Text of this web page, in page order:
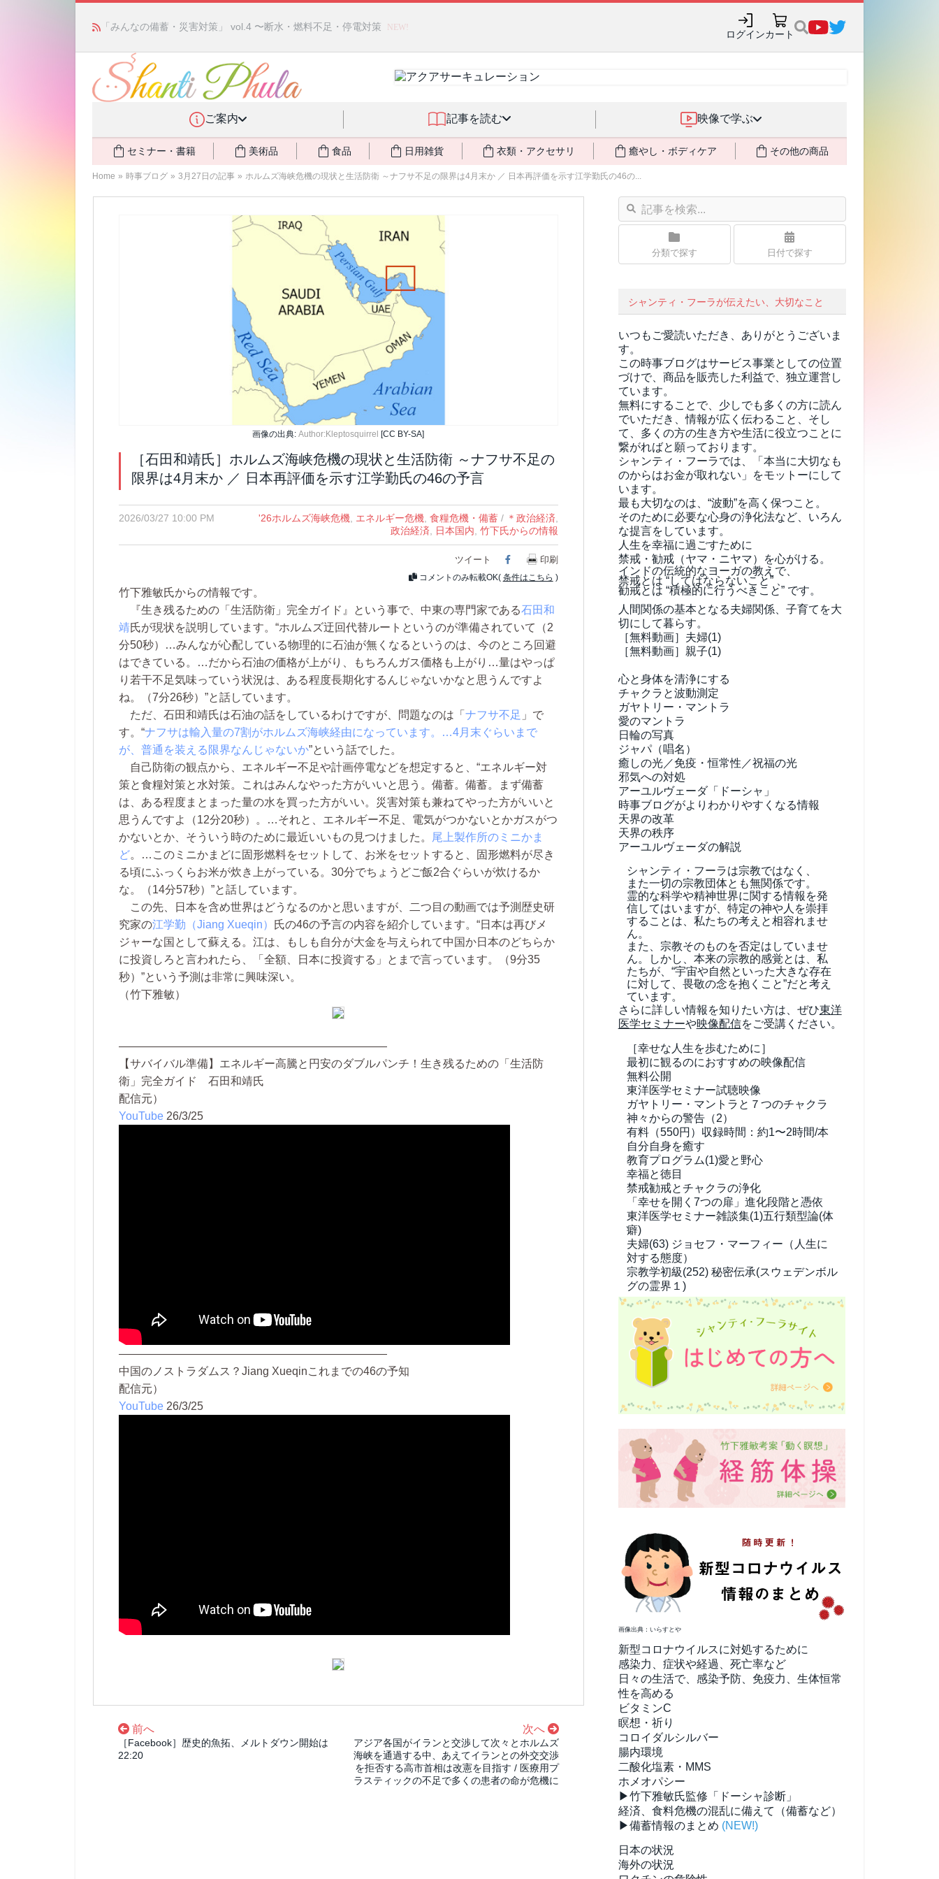
「みんなの備蓄・災害対策」 vol.4 〜断水・燃料不足・停電対策 NEW!
ログインカート
ご案内 記事を読む 映像で学ぶ
セミナー・書籍 美術品 食品 日用雑貨 衣類・アクセサリ 癒やし・ボディケア その他の商品
Home » 時事ブログ » 3月27日の記事 » ホルムズ海峡危機の現状と生活防衛 ～ナフサ不足の限界は4月末か ／ 日本再評価を示す江学勤氏の46の...
画像の出典:Author:Kleptosquirrel [CC BY-SA]
［石田和靖氏］ホルムズ海峡危機の現状と生活防衛 ～ナフサ不足の
限界は4月末か ／ 日本再評価を示す江学勤氏の46の予言
2026/03/27 10:00 PM '26ホルムズ海峡危機 エネルギー危機 食糧危機・備蓄/ ＊政治経済
政治経済
日本国内 竹下氏からの情報
ツイート Facebook
印刷
コメントのみ転載OK( 条件はこちら )
竹下雅敏氏からの情報です。
『生き残るための「生活防衛」完全ガイド』という事で、中東の専門家である石田和
靖氏が現状を説明しています。“ホルムズ迂回代替ルートというのが準備されていて（2
分50秒）…みんなが心配している物理的に石油が無くなるというのは、今のところ回避
はできている。…だから石油の価格が上がり、もちろんガス価格も上がり…量はやっぱ
り若干不足気味っていう状況は、ある程度長期化するんじゃないかなと思うんですよ
ね。（7分26秒）”と話しています。
ただ、石田和靖氏は石油の話をしているわけですが、問題なのは「 ナフサ不足 」で
す。“ナフサは輸入量の7割がホルムズ海峡経由になっています。…4月末ぐらいまで
が、普通を装える限界なんじゃないか”という話でした。
自己防衛の観点から、エネルギー不足や計画停電などを想定すると、“エネルギー対
策と食糧対策と水対策。これはみんなやった方がいいと思う。備蓄。備蓄。まず備蓄
は、ある程度まとまった量の水を買った方がいい。災害対策も兼ねてやった方がいいと
思うんですよ（12分20秒）。…それと、エネルギー不足、電気がつかないとかガスがつ
かないとか、そういう時のために最近いいもの見つけました。
尾上製作所のミニかま
ど。…このミニかまどに固形燃料をセットして、お米をセットすると、固形燃料が尽き
る頃にふっくらお米が炊き上がっている。30分でちょうどご飯2合ぐらいが炊けるか
な。（14分57秒）”と話しています。
この先、日本を含め世界はどうなるのかと思いますが、二つ目の動画では予測歴史研
究家の江学勤（Jiang Xueqin）
氏の46の予言の内容を紹介しています。“日本は再びメ
ジャーな国として蘇える。江は、もしも自分が大金を与えられて中国か日本のどちらか
に投資しろと言われたら、「全額、日本に投資する」とまで言っています。（9分35
秒）”という予測は非常に興味深い。
（竹下雅敏）
————————————————————————
【サバイバル準備】エネルギー高騰と円安のダブルパンチ！生き残るための「生活防
衛」完全ガイド 石田和靖氏
配信元）
YouTube 26/3/25
————————————————————————
中国のノストラダムス？Jiang Xueqinこれまでの46の予知
配信元）
YouTube 26/3/25
前へ
［Facebook］歴史的魚拓、メルトダウン開始は
22:20
次へ
アジア各国がイランと交渉して次々とホルムズ
海峡を通過する中、あえてイランとの外交交渉
を拒否する高市首相は改憲を目指す / 医療用プ
ラスティックの不足で多くの患者の命が危機に
分類で探す 日付で探す
シャンティ・フーラが伝えたい、大切なこと
いつもご愛読いただき、ありがとうございま
す。
この時事ブログはサービス事業としての位置
づけで、商品を販売した利益で、独立運営し
ています。
無料にすることで、少しでも多くの方に読ん
でいただき、情報が広く伝わること、そし
て、 多くの方の生き方や生活に役立つことに
繋がればと願っております。
シャンティ・フーラでは、「本当に大切なも
のからはお金が取れない」をモットーにして
います。
最も大切なのは、“波動”を高く保つこと。
そのために必要な心身の浄化法など、いろん
な提言をしています。
人生を幸福に過ごすために
禁戒・勧戒（ヤマ・ニヤマ）を心がける。
インドの伝統的なヨーガの教えで、
禁戒とは “してはならないこと” 、
勧戒とは “積極的に行うべきこと” です。
人間関係の基本となる夫婦関係、子育てを大
切にして暮らす。
［無料動画］夫婦(1)
［無料動画］親子(1)
心と身体を清浄にする
チャクラと波動測定
ガヤトリー・マントラ
愛のマントラ
日輪の写真
ジャパ（唱名）
癒しの光／免疫・恒常性／祝福の光
邪気への対処
アーユルヴェーダ「ドーシャ」
時事ブログがよりわかりやすくなる情報
天界の改革
天界の秩序
アーユルヴェーダの解説
シャンティ・フーラは宗教ではなく、
また一切の宗教団体とも無関係です。
霊的な科学や精神世界に関する情報を発
信してはいますが、特定の神や人を崇拝
することは、私たちの考えと相容れませ
ん。
また、宗教そのものを否定はしていませ
ん。しかし、本来の宗教的感覚とは、私
たちが、“宇宙や自然といった大きな存在
に対して、畏敬の念を抱くこと”だと考え
ています。
さらに詳しい情報を知りたい方は、ぜひ東洋
医学セミナーや映像配信をご受講ください。
［幸せな人生を歩むために］
最初に観るのにおすすめの映像配信
無料公開
東洋医学セミナー試聴映像
ガヤトリー・マントラと７つのチャクラ
神々からの警告（2）
有料（550円） 収録時間：約1〜2時間/本
自分自身を癒す
教育プログラム(1)愛と野心
幸福と徳目
禁戒勧戒とチャクラの浄化
「幸せを開く7つの扉」進化段階と憑依
東洋医学セミナー雑談集(1)五行類型論(体
癖)
夫婦(63) ジョセフ・マーフィー（人生に
対する態度）
宗教学初級(252) 秘密伝承(スウェデンボル
グの霊界１)
画像出典：いらすとや
新型コロナウイルスに対処するために
感染力、症状や経過、死亡率など
日々の生活で、感染予防、免疫力、生体恒常
性を高める
ビタミンC
瞑想・祈り
コロイダルシルバー
腸内環境
二酸化塩素・MMS
ホメオパシー
▶竹下雅敏氏監修「ドーシャ診断」
経済、食料危機の混乱に備えて（備蓄など）
▶備蓄情報のまとめ (NEW!)
日本の状況
海外の状況